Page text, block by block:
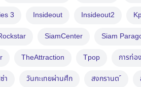
3 Insideout Insideout2
SiamCenter Siam
TheAttraction Tpop การท่อ
า วันกะเทยผ่านศึก สงกรานต ์